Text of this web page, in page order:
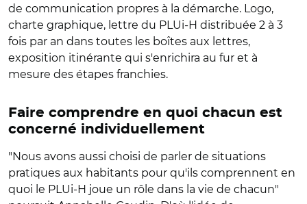
de communication propres à la démarche. Logo,
charte graphique, lettre du PLUi-H distribuée 2 à 3
fois par an dans toutes les boîtes aux lettres,
exposition itinérante qui s'enrichira au fur et à
mesure des étapes franchies.
Faire comprendre en quoi chacun est
concerné individuellement
"Nous avons aussi choisi de parler de situations
pratiques aux habitants pour qu'ils comprennent en
quoi le PLUi-H joue un rôle dans la vie de chacun"